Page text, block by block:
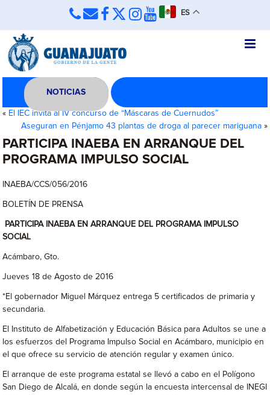
ES
NOTICIAS
« El IEC invita al IV concurso de “Máscaras de Cuernudos”
Aseguran en Pénjamo 43 plantas de droga al parecer mariguana»
PARTICIPA INAEBA EN ARRANQUE DEL
PROGRAMA IMPULSO SOCIAL
INAEBA/CCS/056/2016
BOLETÍN DE PRENSA
PARTICIPA INAEBA EN ARRANQUE DEL PROGRAMA IMPULSO
SOCIAL
Acámbaro, Gto.
Jueves 18 de Agosto de 2016
*El gobernador Miguel Márquez entrega 5 certificados de primaria y
secundaria.
El Instituto de Alfabetización y Educación Básica para Adultos se une a
los esfuerzos del Programa Impulso Social en Acámbaro, municipio en
el que ofrece su servicio de atención regular y examen único.
El arranque de este programa estatal se llevó a cabo en el Polígono
San Diego de Alcalá, en donde según la encuesta intercensal de INEGI